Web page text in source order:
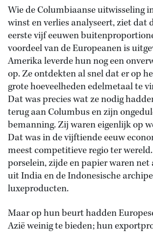
Wie de Columbiaanse uitwisseling
winst en verlies analyseert, ziet dat
eerste vijf eeuwen
voordeel van de Europeanen is
Amerika leverde hun nog een
op. Ze ontdekten al snel dat er op
grote hoeveelheden edelmetaal te
Dat was precies wat ze nodig
terug aan Columbus en zijn
bemanning. Zij waren eigenlijk op
Dat was in de vijftiende eeuw
meest competitieve regio ter
porselein, zijde en papier waren net
uit India en de Indonesische
luxeproducten.
Maar op hun beurt hadden
Azië weinig te bieden; hun